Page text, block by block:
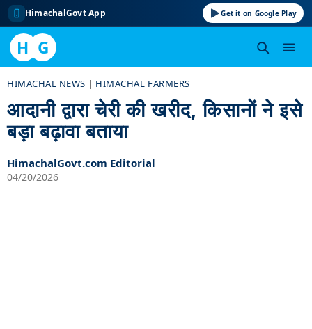
HimachalGovt App Get it on Google Play
H G
content
HIMACHAL NEWS | HIMACHAL FARMERS
आदानी द्वारा चेरी की खरीद, किसानों ने इसे
बड़ा बढ़ावा बताया
HimachalGovt.com Editorial
04/20/2026